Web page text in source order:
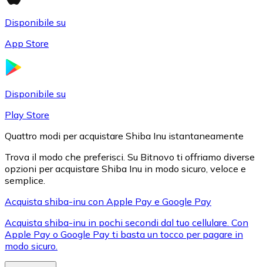
XRP
XRP
Disponibile su
App Store
Disponibile su
Play Store
Quattro modi per acquistare Shiba Inu istantaneamente
Trova il modo che preferisci. Su Bitnovo ti offriamo diverse
opzioni per acquistare Shiba Inu in modo sicuro, veloce e
semplice.
Acquista shiba-inu con Apple Pay e Google Pay
Acquista shiba-inu in pochi secondi dal tuo cellulare. Con
Apple Pay o Google Pay ti basta un tocco per pagare in
modo sicuro.